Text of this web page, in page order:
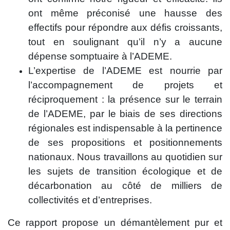
ont même préconisé une hausse des
effectifs pour répondre aux défis croissants,
tout en soulignant qu’il n’y a aucune
dépense somptuaire à l’ADEME.
L’expertise de l’ADEME est nourrie par
l’accompagnement de projets et
réciproquement : la présence sur le terrain
de l’ADEME, par le biais de ses directions
régionales est indispensable à la pertinence
de ses propositions et positionnements
nationaux. Nous travaillons au quotidien sur
les sujets de transition écologique et de
décarbonation au côté de milliers de
collectivités et d’entreprises.
Ce rapport propose un démantèlement pur et